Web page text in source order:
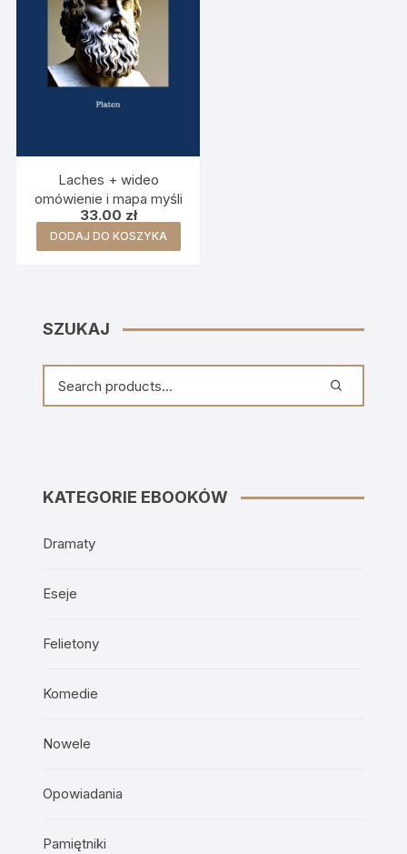
Laches + wideo
omówienie i mapa myśli
33.00 zł
DODAJ DO KOSZYKA
SZUKAJ
KATEGORIE EBOOKÓW
Dramaty
Eseje
Felietony
Komedie
Nowele
Opowiadania
Pamiętniki